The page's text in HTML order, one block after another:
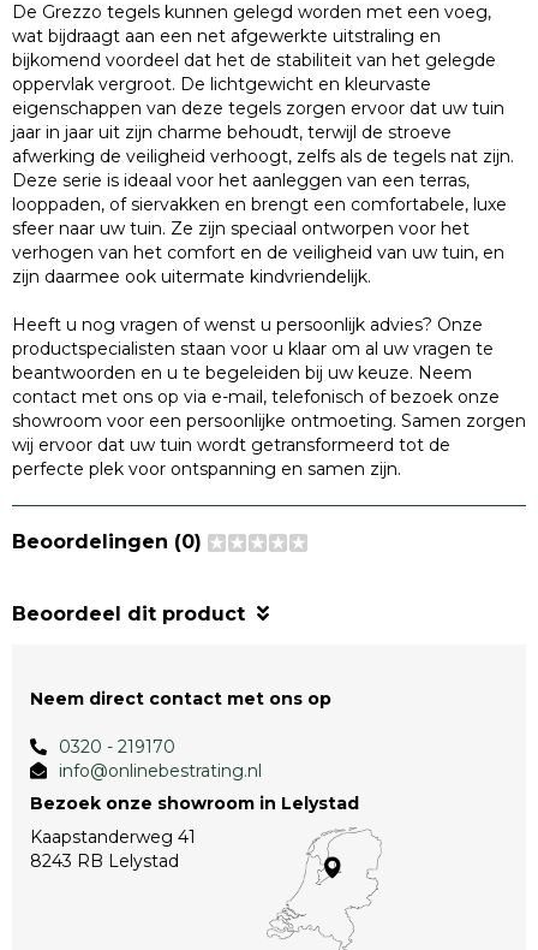
De Grezzo tegels kunnen gelegd worden met een voeg,
wat bijdraagt aan een net afgewerkte uitstraling en
bijkomend voordeel dat het de stabiliteit van het gelegde
oppervlak vergroot. De lichtgewicht en kleurvaste
eigenschappen van deze tegels zorgen ervoor dat uw tuin
jaar in jaar uit zijn charme behoudt, terwijl de stroeve
afwerking de veiligheid verhoogt, zelfs als de tegels nat zijn.
Deze serie is ideaal voor het aanleggen van een terras,
looppaden, of siervakken en brengt een comfortabele, luxe
sfeer naar uw tuin. Ze zijn speciaal ontworpen voor het
verhogen van het comfort en de veiligheid van uw tuin, en
zijn daarmee ook uitermate kindvriendelijk.
Heeft u nog vragen of wenst u persoonlijk advies? Onze
productspecialisten staan voor u klaar om al uw vragen te
beantwoorden en u te begeleiden bij uw keuze. Neem
contact met ons op via e-mail, telefonisch of bezoek onze
showroom voor een persoonlijke ontmoeting. Samen zorgen
wij ervoor dat uw tuin wordt getransformeerd tot de
perfecte plek voor ontspanning en samen zijn.
Beoordelingen (0)
Beoordeel dit product
Neem direct contact met ons op
0320 - 219170
info@onlinebestrating.nl
Bezoek onze showroom in Lelystad
Kaapstanderweg 41
8243 RB Lelystad